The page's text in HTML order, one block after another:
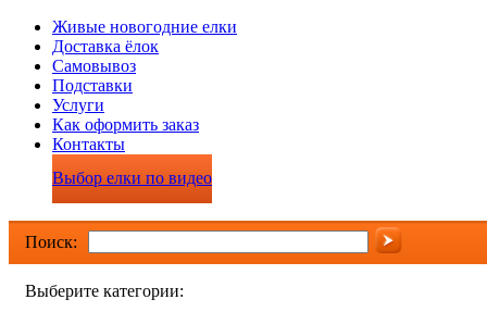
Живые новогодние елки
Доставка ёлок
Самовывоз
Подставки
Услуги
Как оформить заказ
Контакты
Выбор елки по видео
Поиск:
Выберите категории: